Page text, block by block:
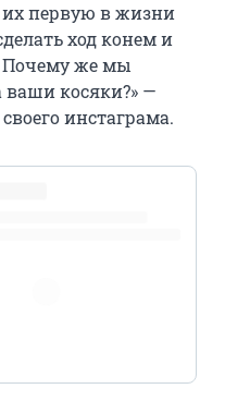
их первую в жизни
ход конем и
Почему же мы
косяки?» —
инстаграма.